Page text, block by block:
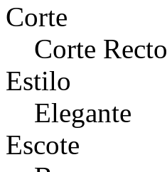
Corte
Corte Recto
Estilo
Elegante
Escote